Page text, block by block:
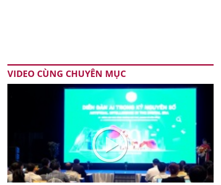
VIDEO CÙNG CHUYÊN MỤC